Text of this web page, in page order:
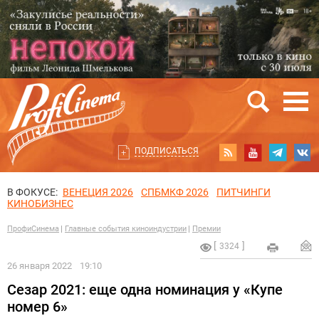
ПОДПИСАТЬСЯ
В ФОКУСЕ: ВЕНЕЦИЯ 2026 СПБМКФ 2026
ПИТЧИНГИ
КИНОБИЗНЕС
ПрофиСинема Главные события киноиндустрии Премии
3324
26 января 2022 19:10
Сезар 2021: еще одна номинация у «Купе
номер 6»